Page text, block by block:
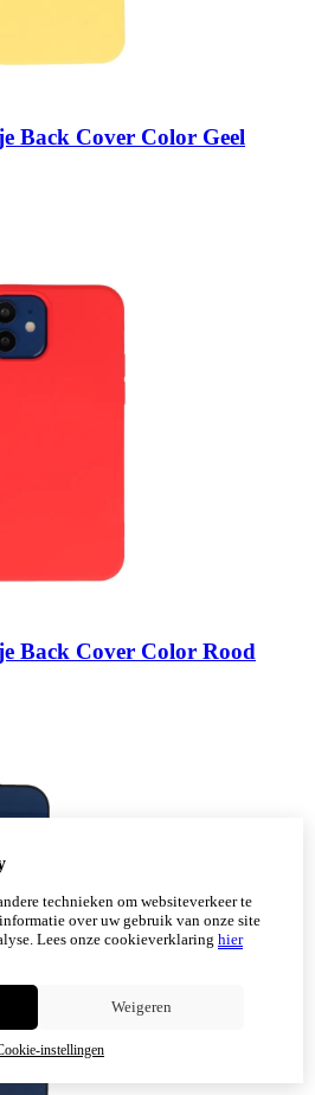
Back Cover Color Geel
Back Cover Color Rood
technieken om websiteverkeer te
over uw gebruik van onze site
Lees onze cookieverklaring hier
Weigeren
instellingen